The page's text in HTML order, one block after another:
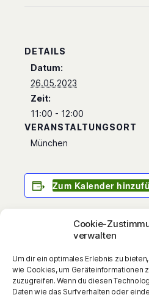
Cookie-
verwalten
Um dir ein optimales Erlebnis zu
wie Cookies, um Geräteinformationen
zuzugreifen. Wenn du diesen
Daten wie das Surfverhalten oder
DETAILS
Datum:
26.05.2023
Zeit:
11:00 - 12:00
VERANSTALTUNGSORT
München
Zum Kalender
Komplett überarbeitete
Neuausgaben der